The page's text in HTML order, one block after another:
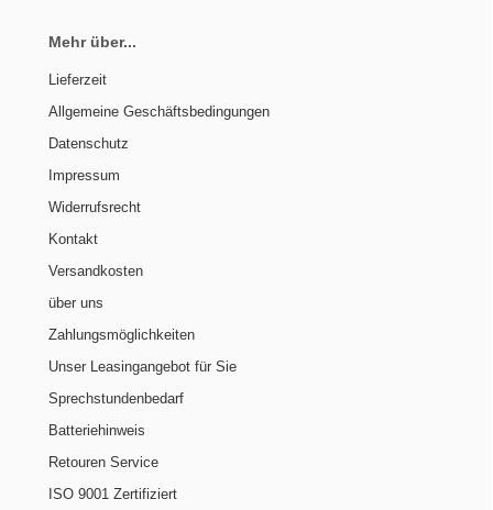
Mehr über...
Lieferzeit
Allgemeine Geschäftsbedingungen
Datenschutz
Impressum
Widerrufsrecht
Kontakt
Versandkosten
über uns
Zahlungsmöglichkeiten
Unser Leasingangebot für Sie
Sprechstundenbedarf
Batteriehinweis
Retouren Service
ISO 9001 Zertifiziert